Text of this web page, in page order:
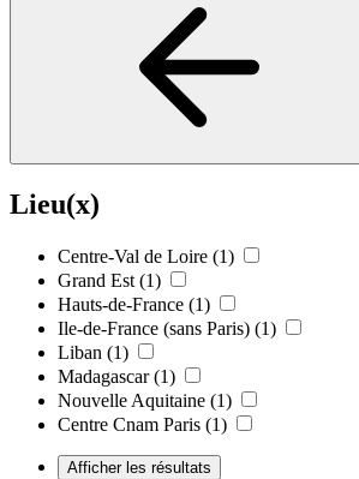
Lieu(x)
Centre-Val de Loire (1)
Grand Est (1)
Hauts-de-France (1)
Ile-de-France (sans Paris) (1)
Liban (1)
Madagascar (1)
Nouvelle Aquitaine (1)
Centre Cnam Paris (1)
Afficher les résultats